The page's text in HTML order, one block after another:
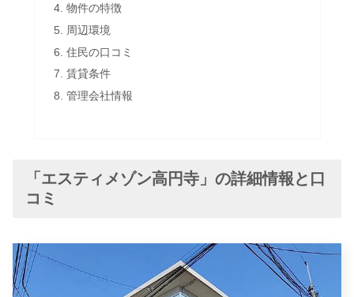
物件の特徴
周辺環境
住民の口コミ
賃貸条件
管理会社情報
「エスティメゾン高円寺」の詳細情報と口
コミ